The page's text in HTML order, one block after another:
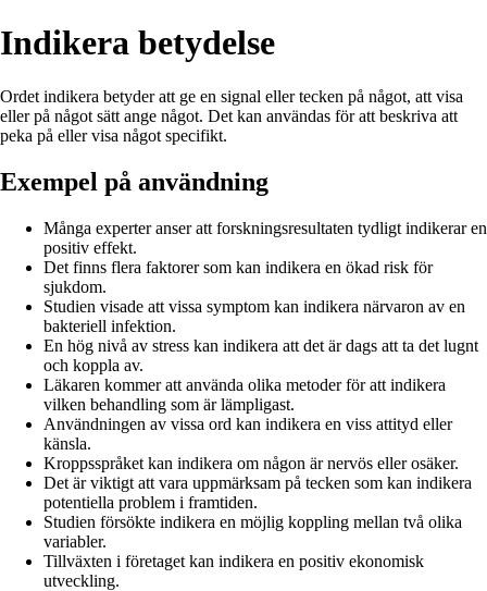
Indikera betydelse
Ordet indikera betyder att ge en signal eller tecken på något, att visa
eller på något sätt ange något. Det kan användas för att beskriva att
peka på eller visa något specifikt.
Exempel på användning
Många experter anser att forskningsresultaten tydligt indikerar en
positiv effekt.
Det finns flera faktorer som kan indikera en ökad risk för
sjukdom.
Studien visade att vissa symptom kan indikera närvaron av en
bakteriell infektion.
En hög nivå av stress kan indikera att det är dags att ta det lugnt
och koppla av.
Läkaren kommer att använda olika metoder för att indikera
vilken behandling som är lämpligast.
Användningen av vissa ord kan indikera en viss attityd eller
känsla.
Kroppsspråket kan indikera om någon är nervös eller osäker.
Det är viktigt att vara uppmärksam på tecken som kan indikera
potentiella problem i framtiden.
Studien försökte indikera en möjlig koppling mellan två olika
variabler.
Tillväxten i företaget kan indikera en positiv ekonomisk
utveckling.